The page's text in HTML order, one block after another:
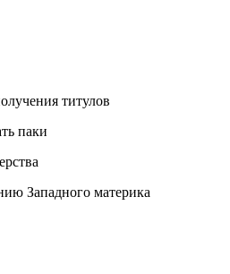
титулов
паки
Западного материка